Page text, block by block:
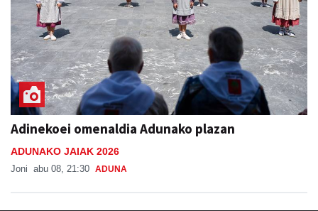
Adinekoei omenaldia Adunako plazan
ADUNAKO JAIAK 2026
Joni abu 08, 21:30 ADUNA